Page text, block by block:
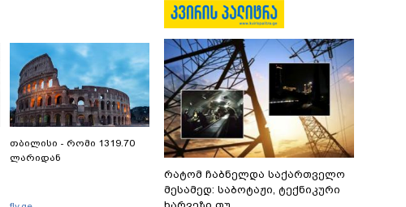
თბილისი - რომი 1319.70
ლარიდან
რატომ ჩაბნელდა საქართველო
მესამედ: საბოტაჟი, ტექნიკური